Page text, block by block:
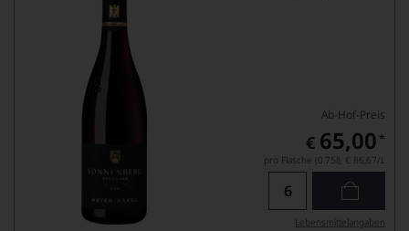
Ab-Hof-Preis
€ 65,00 *
pro Flasche (0.75l), € 86,67/L
Lebensmittel­angaben